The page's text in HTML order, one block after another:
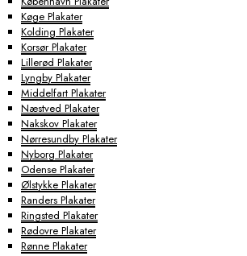
Køge Plakater
Kolding Plakater
Korsør Plakater
Lillerød Plakater
Lyngby Plakater
Middelfart Plakater
Næstved Plakater
Nakskov Plakater
Nørresundby Plakater
Nyborg Plakater
Odense Plakater
Ølstykke Plakater
Randers Plakater
Ringsted Plakater
Rødovre Plakater
Rønne Plakater